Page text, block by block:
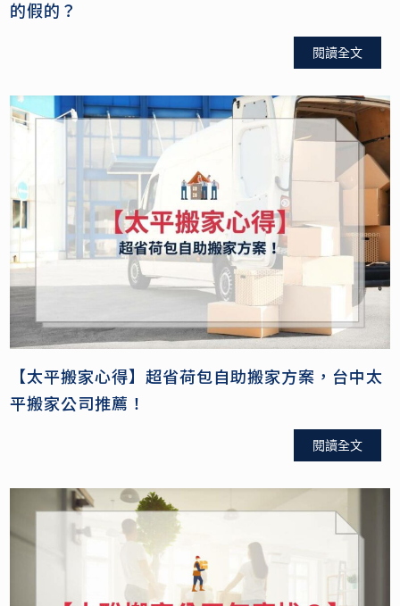
的假的？
閱讀全文
【太平搬家心得】超省荷包自助搬家方案，台中太
平搬家公司推薦！
閱讀全文